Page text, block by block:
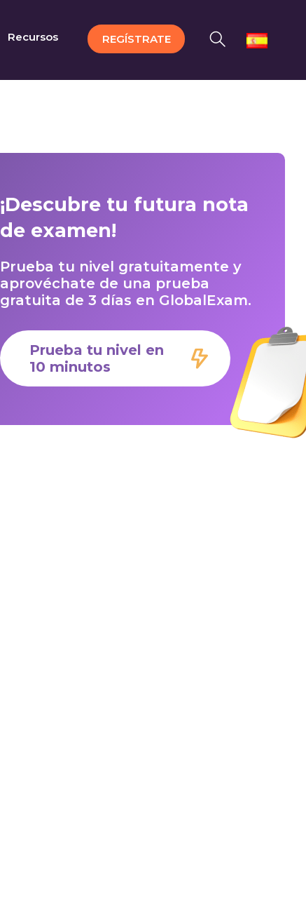
Recursos REGÍSTRATE
¡Descubre tu futura nota
de examen!
Prueba tu nivel gratuitamente y
aprovéchate de una prueba
gratuita de 3 días en GlobalExam.
Prueba tu nivel en
10 minutos